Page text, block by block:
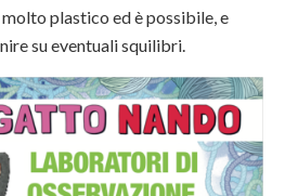
plastico ed è possibile, e
su eventuali squilibri.